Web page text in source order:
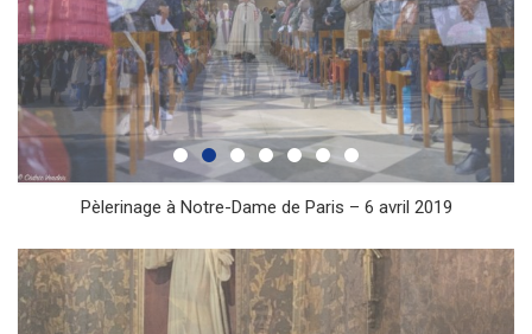
Pèlerinage à Notre-Dame de Paris – 6 avril 2019